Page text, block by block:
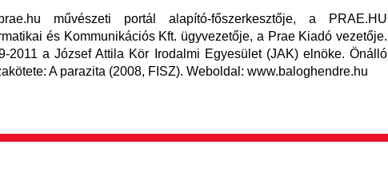
művészeti portál alapító-főszerkesztője, a PRAE.HU
és Kommunikációs Kft. ügyvezetője, a Prae Kiadó vezetője.
2011 a József Attila Kör Irodalmi Egyesület (JAK) elnöke. Önálló
A parazita (2008, FISZ). Weboldal: www.baloghendre.hu